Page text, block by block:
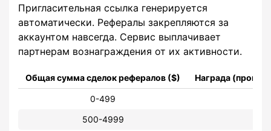
Пригласительная ссылка генерируется
автоматически. Рефералы закрепляются за
аккаунтом навсегда. Сервис выплачивает
партнерам вознаграждения от их активности.
Общая сумма сделок рефералов ($) Награда
0-499
500-4999